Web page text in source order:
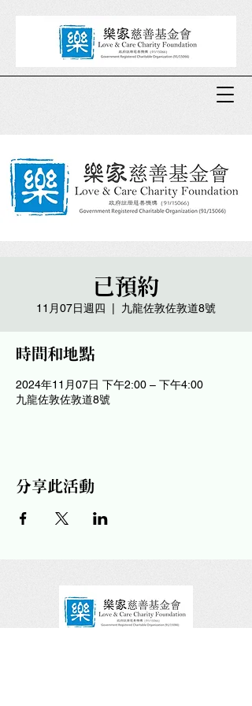
已預約
11月07日週四 九龍佐敦佐敦道8號
時間和地點
2024年11月07日 下午2:00 – 下午4:00
九龍佐敦佐敦道8號
分享此活動